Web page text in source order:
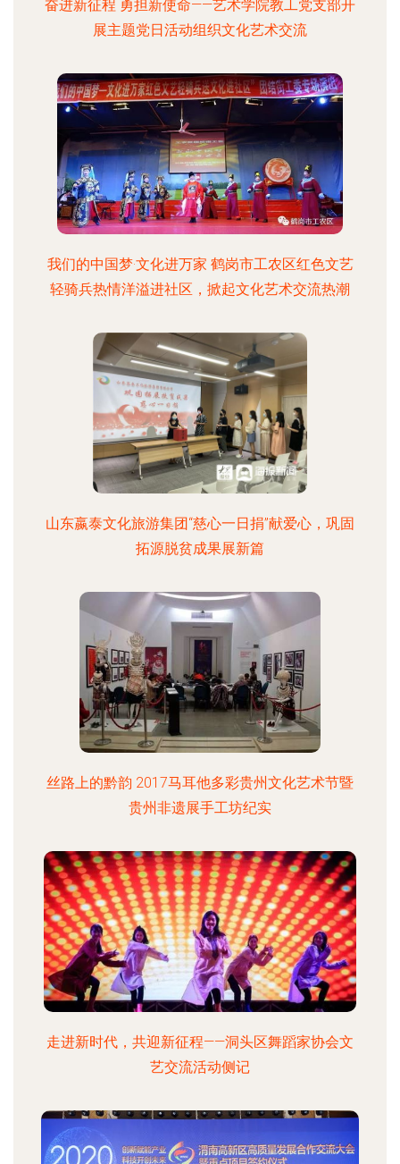
奋进新征程 勇担新使命——艺术学院教工党支部开
展主题党日活动组织文化艺术交流
我们的中国梦·文化进万家 鹤岗市工农区红色文艺
轻骑兵热情洋溢进社区，掀起文化艺术交流热潮
山东嬴泰文化旅游集团“慈心一日捐”献爱心，巩固
拓源脱贫成果展新篇
丝路上的黔韵 2017马耳他多彩贵州文化艺术节暨
贵州非遗展手工坊纪实
走进新时代，共迎新征程——洞头区舞蹈家协会文
艺交流活动侧记